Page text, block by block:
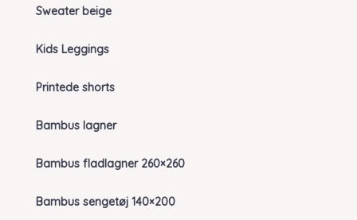
Sweater beige
Kids Leggings
Printede shorts
Bambus lagner
Bambus fladlagner 260×260
Bambus sengetøj 140×200